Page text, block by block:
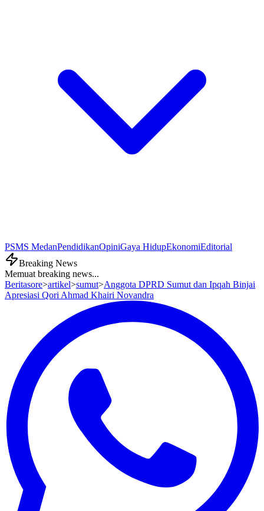
PSMS MedanPendidikanOpiniGaya HidupEkonomiEditorial
Breaking News
Memuat breaking news...
Beritasore>artikel>sumut>Anggota DPRD Sumut dan Ipqah Binjai
Apresiasi Qori Ahmad Khairi Novandra